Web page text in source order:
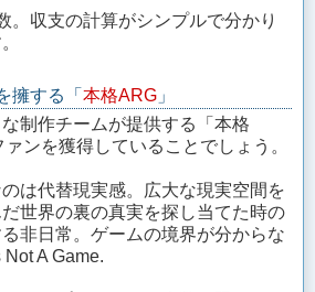
。収支の計算がシンプルで分かり
擁する「 本格ARG 」
制作チームが提供する「本格
ンを獲得していることでしょう。
は代替現実感。広大な現実空間を
世界の裏の真実を探し当てた時の
非日常。ゲームの境界が分からな
A Game.